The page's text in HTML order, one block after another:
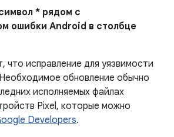
* рядом с
ошибки Android в столбце
что исправление для уязвимости
обновление обычно
исполняемых файлах
Pixel, которые можно
Developers.